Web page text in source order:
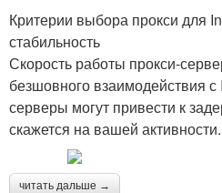
Критерии выбора прокси для
стабильность
Скорость работы прокси-
безшовного взаимодействия
серверы могут привести к
скажется на вашей активности.
читать дальше →